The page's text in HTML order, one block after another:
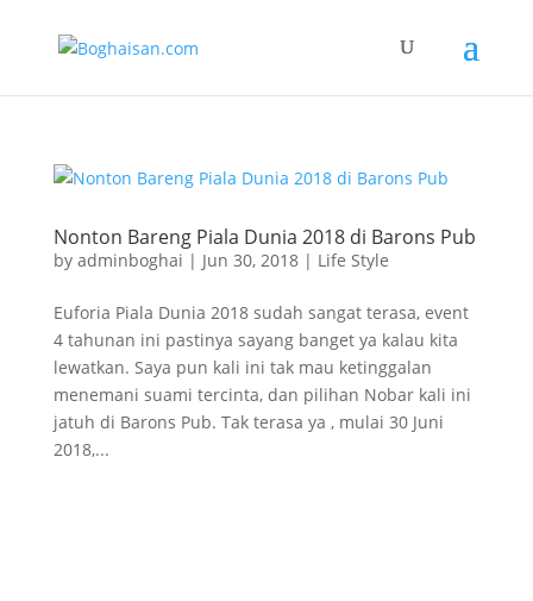
Nonton Bareng Piala Dunia 2018 di Barons Pub
by adminboghai | Jun 30, 2018| Life Style
Euforia Piala Dunia 2018 sudah sangat terasa, event
4 tahunan ini pastinya sayang banget ya kalau kita
lewatkan. Saya pun kali ini tak mau ketinggalan
menemani suami tercinta, dan pilihan Nobar kali ini
jatuh di Barons Pub. Tak terasa ya , mulai 30 Juni
2018,...